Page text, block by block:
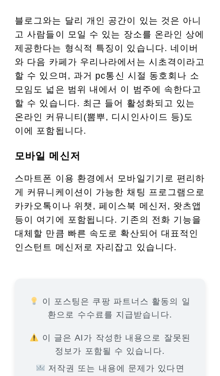
블로그와는 달리 개인 공간이 있는 것은 아니
고 사람들이 모일 수 있는 장소를 온라인 상에
제공한다는 형식적 특징이 있습니다. 네이버
와 다음 카페가 우리나라에서는 시초격이라고
할 수 있으며, 과거 pc통신 시절 동호회나 소
모임도 넓은 범위 내에서 이 범주에 속한다고
할 수 있습니다. 최근 들어 활성화되고 있는
온라인 커뮤니티(뽐뿌, 디시인사이드 등)도
이에 포함됩니다.
모바일 메신저
스마트폰 이용 환경에서 모바일기기로 편리하
게 커뮤니케이션이 가능한 채팅 프로그램으로
카카오톡이나 위챗, 페이스북 메신저, 왓츠앱
등이 여기에 포함됩니다. 기존의 전화 기능을
대체할 만큼 빠른 속도로 확산되어 대표적인
인스턴트 메신저로 자리잡고 있습니다.
이 포스팅은 쿠팡 파트너스 활동의 일
환으로 수수료를 지급받습니다.
이 글은 AI가 작성한 내용으로 잘못된
정보가 포함될 수 있습니다.
저작권 또는 내용에 문제가 있다면